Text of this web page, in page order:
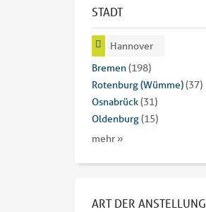
STADT
Hannover
Bremen(198)
Rotenburg (Wümme)(37)
Osnabrück(31)
Oldenburg(15)
mehr »
ART DER ANSTELLUNG